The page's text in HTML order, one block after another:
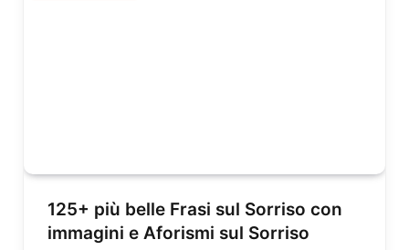
125+ più belle Frasi sul Sorriso con
immagini e Aforismi sul Sorriso